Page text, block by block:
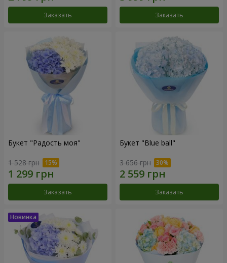
Заказать Заказать
Букет "Радость моя"
1 528 грн
Заказать
Букет "Blue ball"
3 656 грн
Заказать